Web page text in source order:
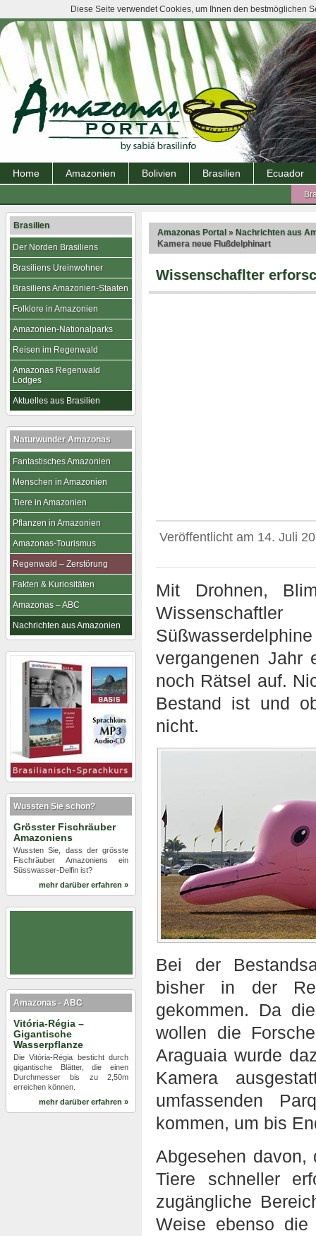
Home Amazonien Bolivien Brasilien Ecuador
Amazonas Portal » Nachrichten aus
Kamera neue Flußdelphinart
Wissenschaflter
Veröffentlicht am 14. Juli
Mit Drohnen,
vergangenen Jahr
noch Rätsel auf.
Bestand ist und
nicht.
Bei der
bisher in der
gekommen. Da
wollen die
Araguaia wurde
Kamera
umfassenden
kommen, um bis
Abgesehen
Tiere schneller
zugängliche
Weise ebenso die
Brasilien
Der Norden Brasiliens
Brasiliens Ureinwohner
Brasiliens Amazonien-Staaten
Folklore in Amazonien
Amazonien-Nationalparks
Reisen im Regenwald
Amazonas Regenwald
Lodges
Aktuelles aus Brasilien
Naturwunder Amazonas
Fantastisches Amazonien
Menschen in Amazonien
Tiere in Amazonien
Pflanzen in Amazonien
Amazonas-Tourismus
Regenwald – Zerstörung
Fakten & Kuriositäten
Amazonas – ABC
Nachrichten aus Amazonien
Wussten Sie schon?
Grösster Fischräuber
Amazoniens
Wussten Sie, dass der grösste
Fischräuber Amazoniens ein
Süsswasser-Delfin ist?
mehr darüber erfahren »
Amazonas - ABC
Vitória-Régia –
Gigantische
Wasserpflanze
Die Vitória-Régia besticht durch
gigantische Blätter, die einen
Durchmesser bis zu 2,50m
erreichen können.
mehr darüber erfahren »
Diese Seite verwendet Cookies, um Ihnen den bestmöglichen